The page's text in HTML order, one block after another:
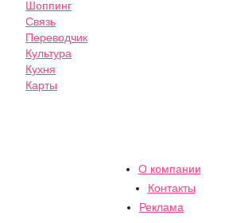
Шоппинг
Связь
Переводчик
Культура
Кухня
Карты
О компании
Контакты
Реклама